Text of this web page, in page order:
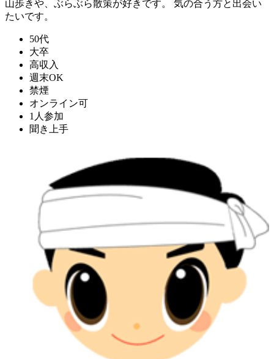
山歩きや、ぶらぶら散策が好きです。 気の合う方と出会い
たいです。
50代
大卒
高収入
週末OK
禁煙
オンライン可
1人参加
聞き上手